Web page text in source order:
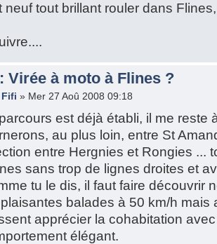
neuf tout brillant rouler dans
Virée à moto à Flines ?
Fifi » Mer 27 Aoû 2008 09:18
est déjà établi, il me reste
au plus loin, entre St
entre Hergnies et Rongies ...
sans trop de lignes droites et
tu le dis, il faut faire découvrir
balades à 50 km/h mais
apprécier la cohabitation
élégant.